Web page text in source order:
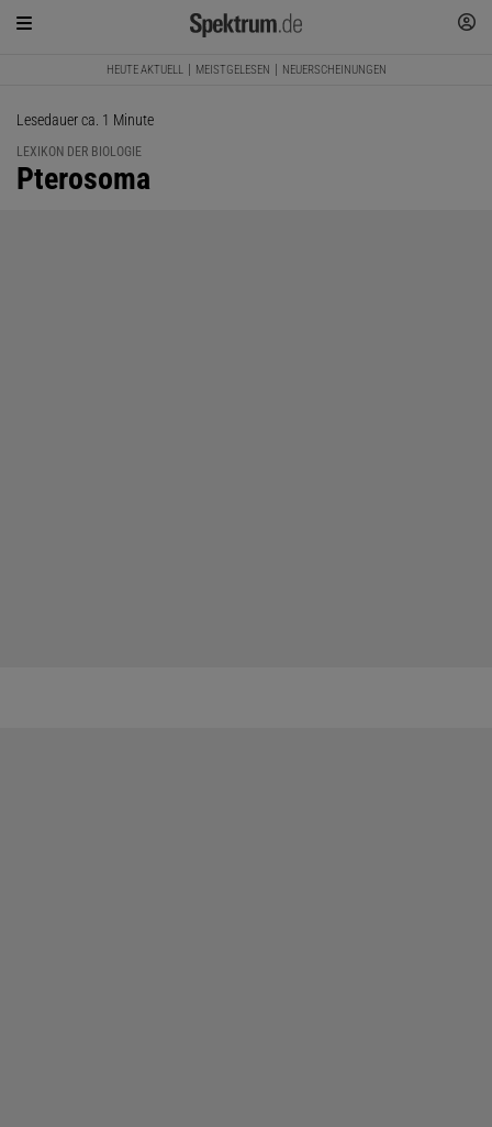
HEUTE AKTUELL MEISTGELESEN NEUERSCHEINUNGEN
Lesedauer ca. 1 Minute
LEXIKON DER BIOLOGIE
:
Pterosoma